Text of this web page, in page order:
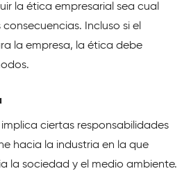
la ética empresarial sea cual
Incluso si el
la empresa, la ética debe
ciertas responsabilidades
hacia la industria en la que
la sociedad y el medio ambiente.